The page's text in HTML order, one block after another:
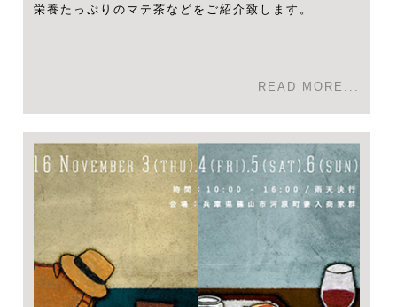
栄養たっぷりのマテ茶などをご紹介致します。
READ MORE...